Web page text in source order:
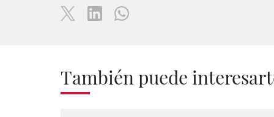
También puede